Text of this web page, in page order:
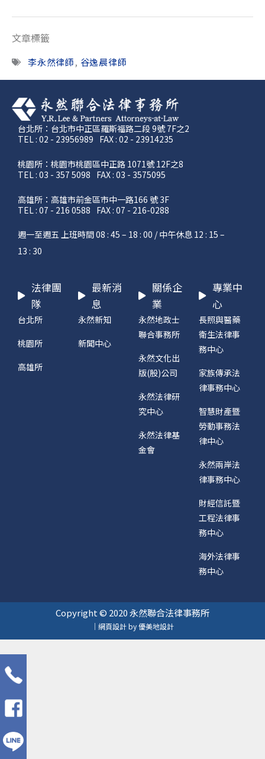
文章標籤
李永然律師, 谷逸晨律師
台北所：台北市中正區羅斯福路二段 9號 7F之2
TEL : 02 - 23956989 FAX : 02 - 23914235
桃園所：桃園市桃園區中正路 1071號 12F之8
TEL : 03 - 357 5098 FAX : 03 - 3575095
高雄所：高雄市前金區市中一路166 號 3F
TEL : 07 - 216 0588 FAX : 07 - 216-0288
週一至週五 上班時間 08 : 45 – 18 : 00 / 中午休息 12 : 15 –
13 : 30
法律團
隊
台北所
桃園所
高雄所
最新消
息
永然新知
新聞中心
關係企
業
永然地政士
聯合事務所
永然文化出
版(股)公司
永然法律研
究中心
永然法律基
金會
專業中
心
長照與醫藥
衛生法律事
務中心
家族傳承法
律事務中心
智慧財產暨
勞動事務法
律中心
永然兩岸法
律事務中心
財經信託暨
工程法律事
務中心
海外法律事
務中心
Copyright © 2020 永然聯合法律事務所
｜網頁設計 by 優美地設計